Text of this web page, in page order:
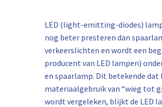
LED (light-emitting-diodes)
nog beter presteren dan
verkeerslichten en wordt een
producent van LED lampen)
en spaarlamp. Dit betekende
materiaalgebruik van “wieg tot
wordt vergeleken, blijkt de LED